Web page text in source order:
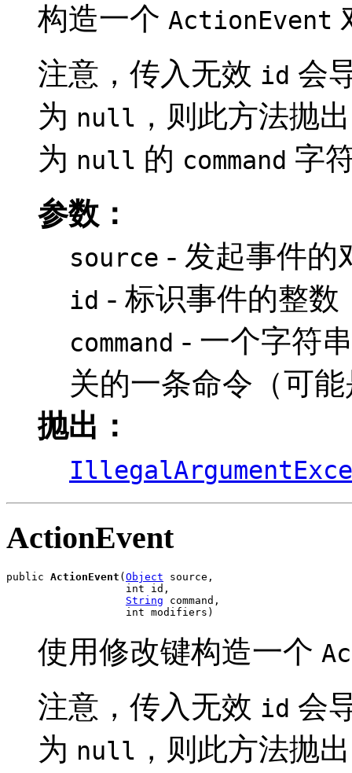
构造一个 ActionEvent
注意，传入无效 id 会
为 null ，则此方法抛
为 null 的 command 字
参数：
source - 发起事件的
id - 标识事件的整数
command - 一个字符
关的一条命令（可
抛出：
ActionEvent
public ActionEvent ( Object source,
                   int id,
String command,
                   int modifiers)
使用修改键构造一个
注意，传入无效 id 会
为 null ，则此方法抛